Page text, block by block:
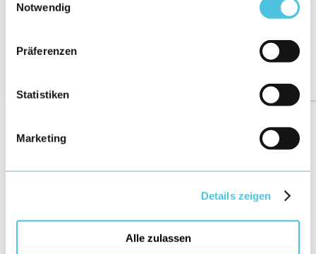
Notwendig
Präferenzen
Statistiken
Marketing
Details zeigen
Alle zulassen
→